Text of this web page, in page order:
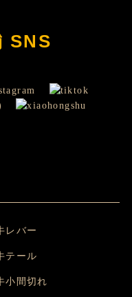
SNS
レバー
テール
小間切れ